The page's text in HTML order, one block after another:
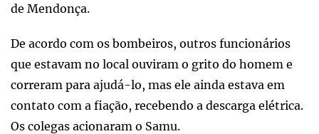
de Mendonça.
De acordo com os bombeiros, outros funcionários
que estavam no local ouviram o grito do homem e
correram para ajudá-lo, mas ele ainda estava em
contato com a fiação, recebendo a descarga elétrica.
Os colegas acionaram o Samu.